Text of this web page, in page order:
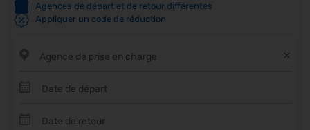
Agences de départ et de retour différentes
Appliquer un code de réduction